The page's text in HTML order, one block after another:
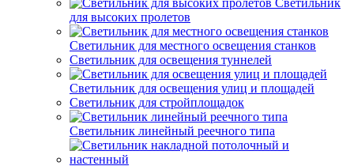
Светильник
для высоких пролетов
Светильник для местного освещения станков
Светильник для освещения туннелей
Светильник для освещения улиц и площадей
Светильник для стройплощадок
Светильник линейный реечного типа